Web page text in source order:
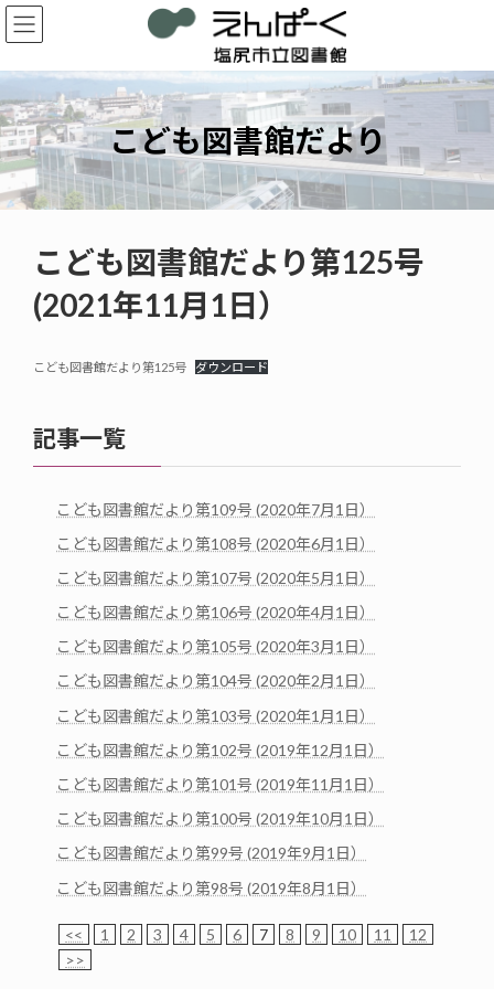
コ
ン
ン
ツ
へ
ス
キ
ッ
プ
ナ
ビ
ー
シ
ョ
ン
に
移
動
こども図書館だより
こども図書館だより第125号
(2021年11月1日）
こども図書館だより第125号 ダウンロード
記事一覧
こども図書館だより第109号 (2020年7月1日）
こども図書館だより第108号 (2020年6月1日）
こども図書館だより第107号 (2020年5月1日）
こども図書館だより第106号 (2020年4月1日）
こども図書館だより第105号 (2020年3月1日）
こども図書館だより第104号 (2020年2月1日）
こども図書館だより第103号 (2020年1月1日）
こども図書館だより第102号 (2019年12月1日）
こども図書館だより第101号 (2019年11月1日）
こども図書館だより第100号 (2019年10月1日）
こども図書館だより第99号 (2019年9月1日）
こども図書館だより第98号 (2019年8月1日）
<< 1 2 3 4 5 6 7 8 9 10 11
12
>>